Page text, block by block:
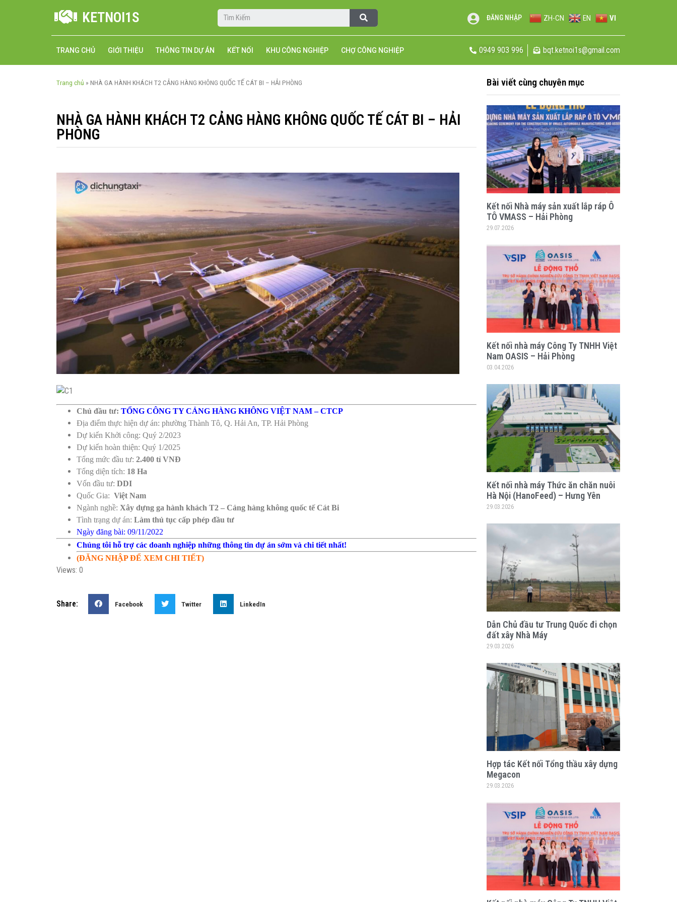
KETNOI1S ĐĂNG NHẬP ZH-CN EN VI
TRANG CHỦ GIỚI THIỆU THÔNG TIN DỰ ÁN KẾT NỐI KHU CÔNG NGHIỆP CHỢ CÔNG NGHIỆP 0949 903 996 bqt.ketnoi1s@gmail.com
Trang chủ » NHÀ GA HÀNH KHÁCH T2 CẢNG HÀNG KHÔNG QUỐC TẾ CÁT BI – HẢI PHÒNG
NHÀ GA HÀNH KHÁCH T2 CẢNG HÀNG KHÔNG QUỐC TẾ CÁT BI – HẢI
PHÒNG
Chủ đầu tư: TỔNG CÔNG TY CẢNG HÀNG KHÔNG VIỆT NAM – CTCP
Địa điểm thực hiện dự án: phường Thành Tô, Q. Hải An, TP. Hải Phòng
Dự kiến Khởi công: Quý 2/2023
Dự kiến hoàn thiện: Quý 1/2025
Tổng mức đầu tư: 2.400 tỉ VNĐ
Tổng diện tích: 18 Ha
Vốn đầu tư: DDI
Quốc Gia: Việt Nam
Ngành nghề: Xây dựng ga hành khách T2 – Cảng hàng không quốc tế Cát Bi
Tình trạng dự án: Làm thủ tục cấp phép đầu tư
Ngày đăng bài: 09/11/2022
Chúng tôi hỗ trợ các doanh nghiệp những thông tin dự án sớm và chi tiết nhất!
(ĐĂNG NHẬP ĐỂ XEM CHI TIẾT)
Views: 0
Share: Facebook Twitter LinkedIn
Bài viết cùng chuyên mục
Kết nối Nhà máy sản xuất lắp ráp Ô
TÔ VMASS – Hải Phòng
29.07.2026
Kết nối nhà máy Công Ty TNHH Việt
Nam OASIS – Hải Phòng
03.04.2026
Kết nối nhà máy Thức ăn chăn nuôi
Hà Nội (HanoFeed) – Hưng Yên
29.03.2026
Dẫn Chủ đầu tư Trung Quốc đi chọn
đất xây Nhà Máy
29.03.2026
Hợp tác Kết nối Tổng thầu xây dựng
Megacon
29.03.2026